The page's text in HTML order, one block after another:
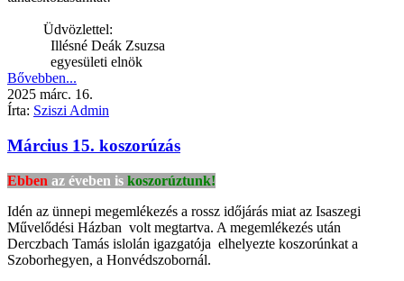
Üdvözlettel:
Illésné Deák Zsuzsa
egyesületi elnök
Bővebben...
2025 márc. 16.
Írta: Sziszi Admin
Március 15. koszorúzás
Ebben az éveben is koszorúztunk!
Idén az ünnepi megemlékezés a rossz időjárás miat az Isaszegi
Művelődési Házban volt megtartva. A megemlékezés után
Derczbach Tamás islolán igazgatója elhelyezte koszorúnkat a
Szoborhegyen, a Honvédszobornál.